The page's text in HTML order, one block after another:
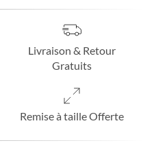
Livraison & Retour
Gratuits
Remise à taille Offerte